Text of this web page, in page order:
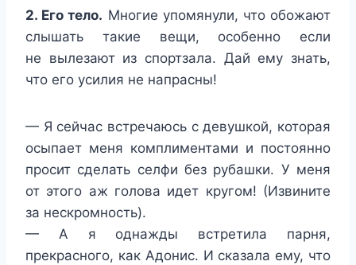
2. Его тело. Многие упомянули, что обожают
слышать такие вещи, особенно если
не вылезают из спортзала. Дай ему знать,
что его усилия не напрасны!
— Я сейчас встречаюсь с девушкой, которая
осыпает меня комплиментами и постоянно
просит сделать селфи без рубашки. У меня
от этого аж голова идет кругом! (Извините
за нескромность).
— А я однажды встретила парня,
прекрасного, как Адонис. И сказала ему, что